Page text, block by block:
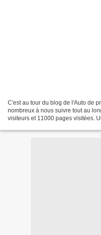
C'est au tour du blog de l'Auto de
nombreux à nous suivre tout au
visiteurs et 11000 pages visitées.